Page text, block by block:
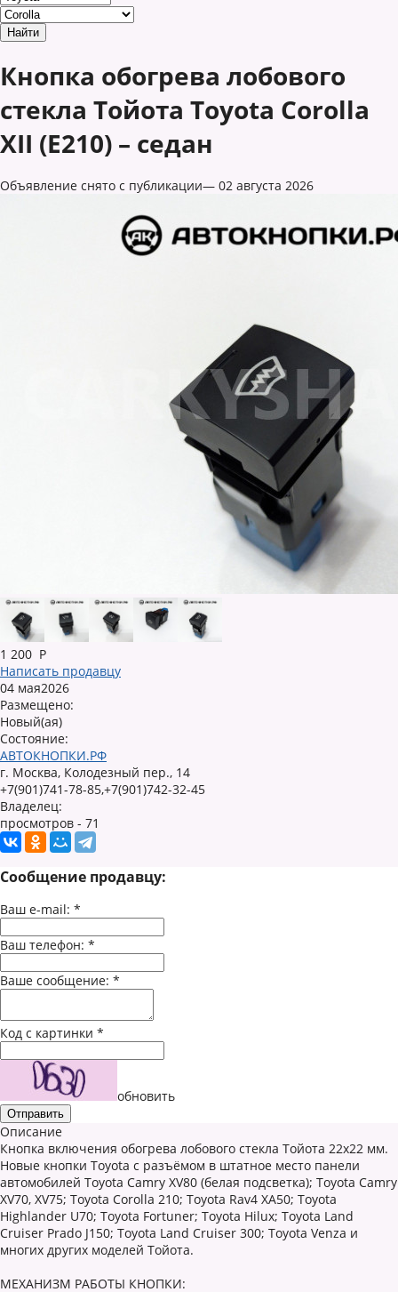
Кнопка обогрева лобового
стекла Тойота Toyota Corolla
XII (E210) – седан
Объявление снято с публикации— 02 августа 2026
1 200 Р
Написать продавцу
04 мая2026
Размещено:
Новый(ая)
Состояние:
АВТОКНОПКИ.РФ
г. Москва, Колодезный пер., 14
+7(901)741-78-85,+7(901)742-32-45
Владелец:
просмотров - 71
Сообщение продавцу:
Ваш e-mail: *
Ваш телефон: *
Ваше сообщение: *
Код с картинки *
обновить
Описание
Кнопка включения обогрева лобового стекла Тойота 22х22 мм.
Новые кнопки Toyota с разъёмом в штатное место панели
автомобилей Toyota Camry XV80 (белая подсветка); Toyota Camry
XV70, XV75; Toyota Corolla 210; Toyota Rav4 XA50; Toyota
Highlander U70; Toyota Fortuner; Toyota Hilux; Toyota Land
Cruiser Prado J150; Toyota Land Cruiser 300; Toyota Vеnzа и
многих других моделей Тойота.
МЕХАНИЗМ РАБОТЫ КНОПКИ: